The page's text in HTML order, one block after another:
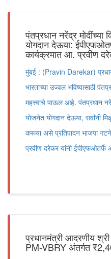
पंतप्रधान नरेंद्र मोदींच्या
योगदान देऊया:
कार्यक्रमात आ. प्रवीण
मुंबई : (Pravin Darekar)
भारताच्या उज्वल भविष्यासाठी
महत्त्वाचे पाऊल आहे. पंतप्रधान
योजनेत योगदान देऊया, सर्वांनी
करूया असे प्रतिपादन भाजपा
प्रवीण दरेकर यांनी
प्रधानमंत्री आदरणीय श्री
PM-VBRY अंतर्गत